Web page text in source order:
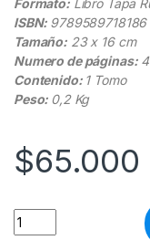
ISBN: 9789589718186
Tamaño: 23 x 16 cm
Numero de páginas:
Contenido: 1 Tomo
Peso: 0,2 Kg
$65.000
Manual De La